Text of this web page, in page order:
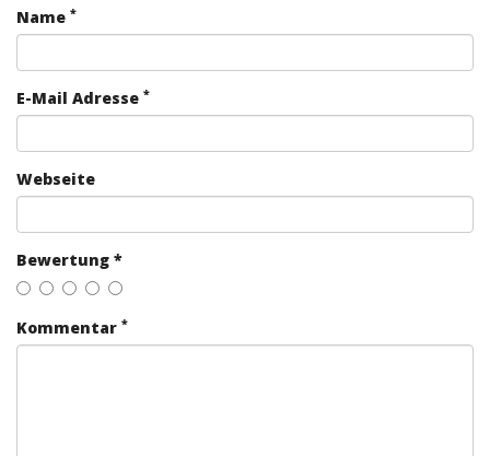
Name *
E-Mail Adresse *
Webseite
Bewertung *
Kommentar *